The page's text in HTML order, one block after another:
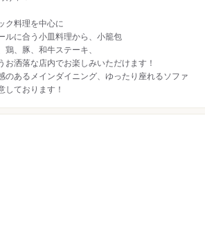
ク料理を中心に
ルに合う小皿料理から、小籠包
、豚、和牛ステーキ、
お洒落な店内でお楽しみいただけます！
のあるメインダイニング、ゆったり座れるソファ
しております！